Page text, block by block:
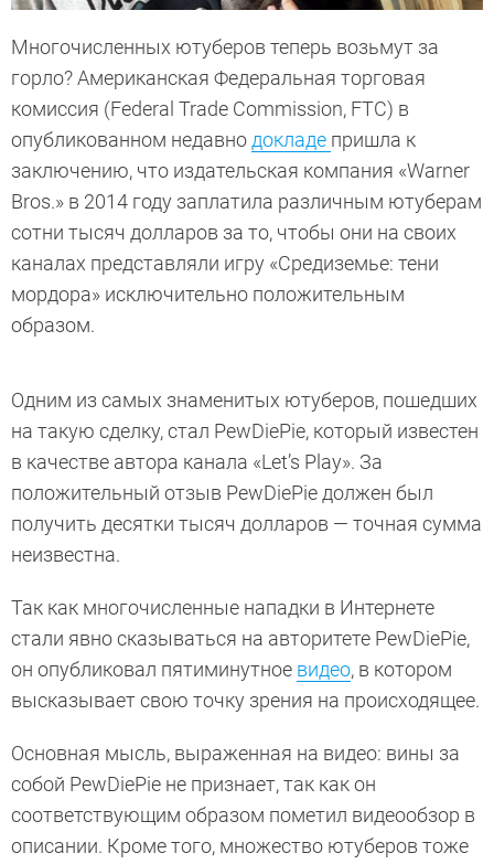
Многочисленных ютуберов теперь возьмут за
горло? Американская Федеральная торговая
комиссия (Federal Trade Commission, FTC) в
опубликованном недавнодокладе пришла к
заключению, что издательская компания «Warner
Bros.» в 2014 году заплатила различным ютуберам
сотни тысяч долларов за то, чтобы они на своих
каналах представляли игру «Средиземье: тени
мордора» исключительно положительным
образом.
Одним из самых знаменитых ютуберов, пошедших
на такую сделку, стал PewDiePie, который известен
в качестве автора канала «Let’s Play». За
положительный отзыв PewDiePie должен был
получить десятки тысяч долларов — точная сумма
неизвестна.
Так как многочисленные нападки в Интернете
стали явно сказываться на авторитете PewDiePie,
он опубликовал пятиминутное видео, в котором
высказывает свою точку зрения на происходящее.
Основная мысль, выраженная на видео: вины за
собой PewDiePie не признает, так как он
соответствующим образом пометил видеообзор в
описании. Кроме того, множество ютуберов тоже